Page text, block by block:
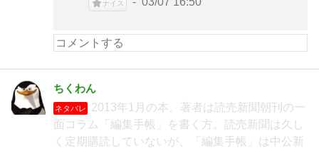
ナイス
ちくわん
ネタバレ
2013年1月の本。著者は読売新聞朝刊の一
面コラム「編集手帳」を書く方。読売新聞は久し
く定期購読していないが、「編集手帳」は中公新